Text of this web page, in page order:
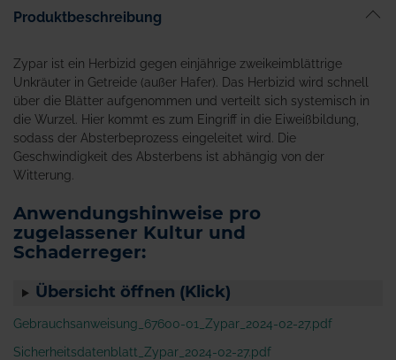
Produktbeschreibung
Zypar ist ein Herbizid gegen einjährige zweikeimblättrige
Unkräuter in Getreide (außer Hafer). Das Herbizid wird schnell
über die Blätter aufgenommen und verteilt sich systemisch in
die Wurzel. Hier kommt es zum Eingriff in die Eiweißbildung,
sodass der Absterbeprozess eingeleitet wird. Die
Geschwindigkeit des Absterbens ist abhängig von der
Witterung.
Anwendungshinweise pro
zugelassener Kultur und
Schaderreger:
Übersicht öffnen (Klick)
Gebrauchsanweisung_67600-01_Zypar_2024-02-27.pdf
Sicherheitsdatenblatt_Zypar_2024-02-27.pdf